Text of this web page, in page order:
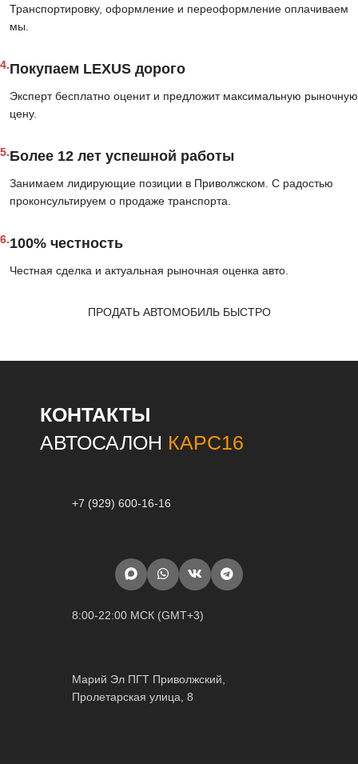
Транспортировку, оформление и переоформление оплачиваем
мы.
4.Покупаем LEXUS дорого
Эксперт бесплатно оценит и предложит максимальную рыночную
цену.
5.Более 12 лет успешной работы
Занимаем лидирующие позиции в Приволжском. С радостью
проконсультируем о продаже транспорта.
6.100% честность
Честная сделка и актуальная рыночная оценка авто.
ПРОДАТЬ АВТОМОБИЛЬ БЫСТРО
КОНТАКТЫ
АВТОСАЛОН КАРС16
+7 (929) 600-16-16
8:00-22:00 МСК (GMT+3)
Марий Эл ПГТ Приволжский,
Пролетарская улица, 8